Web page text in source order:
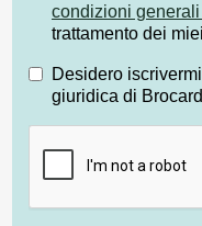
condizioni
trattamento dei
Desidero
giuridica di